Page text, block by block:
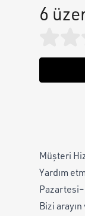
6
Müşteri
Yardım
Bizi arayın